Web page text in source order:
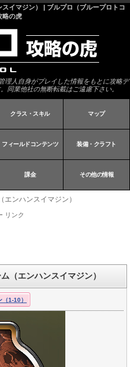
イマジン） | ブルプロ（ブループロトコ
略の虎
理人自身がプレイした情報をもとに攻略デ
同業他社の無断転載はご遠慮下さい。
クラス・スキル マップ
フィールドコンテンツ 装備・クラフト
課金 その他の情報
ンハンスイマジン）
リンク
（エンハンスイマジン）
1-10）